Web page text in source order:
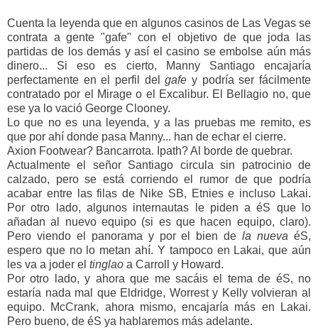
Cuenta la leyenda que en algunos casinos de Las Vegas se
contrata a gente "gafe" con el objetivo de que joda las
partidas de los demás y así el casino se embolse aún más
dinero... Si eso es cierto, Manny Santiago encajaría
perfectamente en el perfil delgafe y podría ser fácilmente
contratado por el Mirage o el Excalibur. El Bellagio no, que
ese ya lo vació George Clooney.
Lo que no es una leyenda, y a las pruebas me remito, es
que por ahí donde pasa Manny... han de echar el cierre.
Axion Footwear? Bancarrota. Ipath? Al borde de quebrar.
Actualmente el señor Santiago circula sin patrocinio de
calzado, pero se está corriendo el rumor de que podría
acabar entre las filas de Nike SB, Etnies e incluso Lakai.
Por otro lado, algunos internautas le piden a éS que lo
añadan al nuevo equipo (si es que hacen equipo, claro).
Pero viendo el panorama y por el bien dela nueva éS,
espero que no lo metan ahí. Y tampoco en Lakai, que aún
les va a joder el tinglao a Carroll y Howard.
Por otro lado, y ahora que me sacáis el tema de éS, no
estaría nada mal que Eldridge, Worrest y Kelly volvieran al
equipo. McCrank, ahora mismo, encajaría más en Lakai.
Pero bueno, de éS ya hablaremos más adelante.